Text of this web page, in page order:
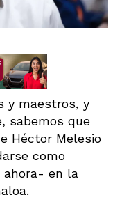
y maestros, y
sabemos que
Héctor Melesio
como
ahora- en la